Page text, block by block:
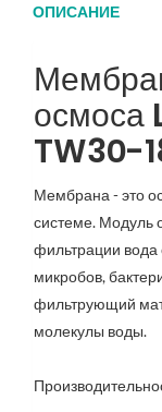
ОПИСАНИЕ
осмоса
TW30-
Мембрана - это
системе. Модуль
фильтрации вода
микробов,
фильтрующий
молекулы воды.